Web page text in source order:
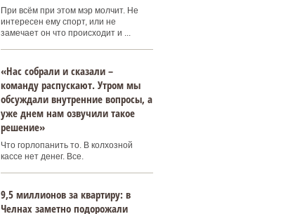
При всём при этом мэр молчит. Не
интересен ему спорт, или не
замечает он что происходит и ...
«Нас собрали и сказали –
команду распускают. Утром мы
обсуждали внутренние вопросы, а
уже днем нам озвучили такое
решение»
Что горлопанить то. В колхозной
кассе нет денег. Все.
9,5 миллионов за квартиру: в
Челнах заметно подорожали